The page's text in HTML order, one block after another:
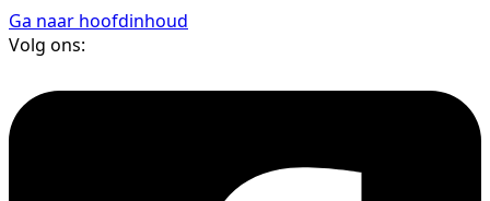
Ga naar hoofdinhoud
Volg ons: